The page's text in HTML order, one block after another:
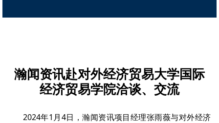
瀚闻资讯赴对外经济贸易大学国际
经济贸易学院洽谈、交流
2024年1月4日，瀚闻资讯项目经理张雨薇与对外经济